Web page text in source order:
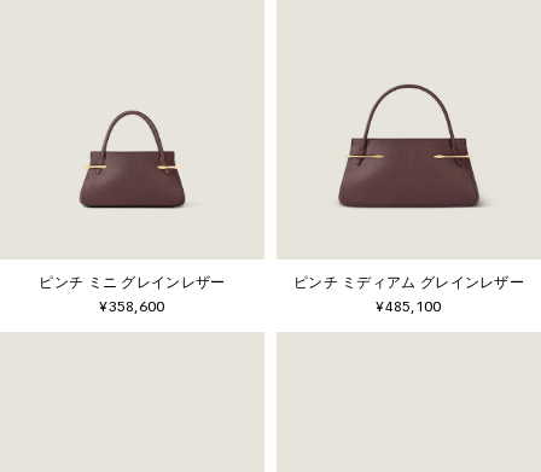
ピンチ ミニ グレインレザー
¥358,600
ピンチ ミディアム グレインレザー
¥485,100